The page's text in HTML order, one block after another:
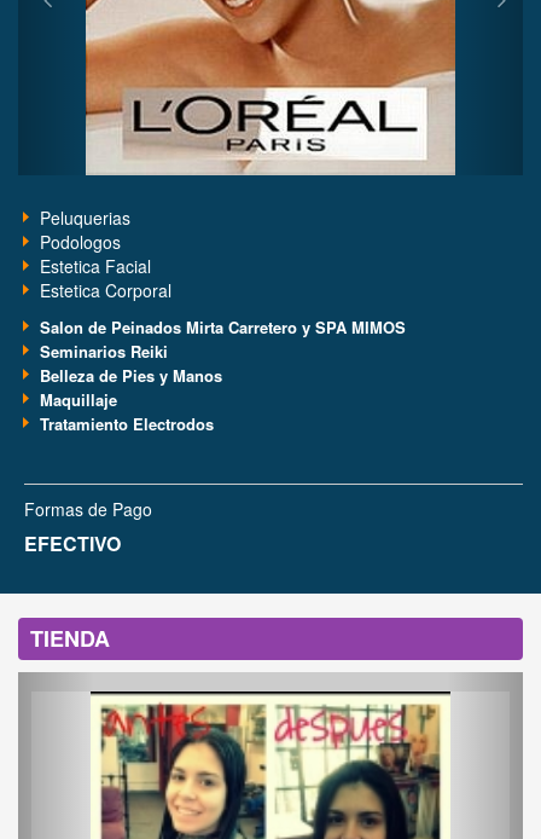
Peluquerias
Podologos
Estetica Facial
Estetica Corporal
Salon de Peinados Mirta Carretero y SPA MIMOS
Seminarios Reiki
Belleza de Pies y Manos
Maquillaje
Tratamiento Electrodos
Formas de Pago
EFECTIVO
TIENDA